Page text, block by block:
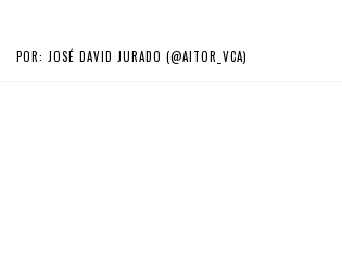
POR: JOSÉ DAVID JURADO (@AITOR_VCA)